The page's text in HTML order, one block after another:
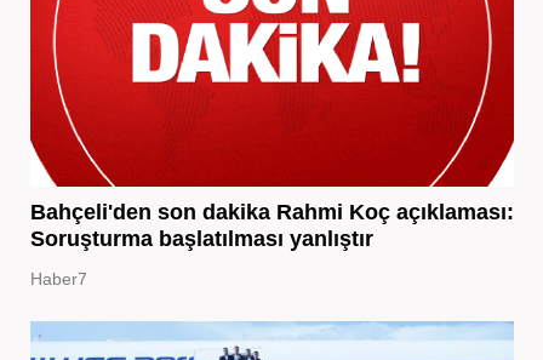
Bahçeli'den son dakika Rahmi Koç açıklaması:
Soruşturma başlatılması yanlıştır
Haber7